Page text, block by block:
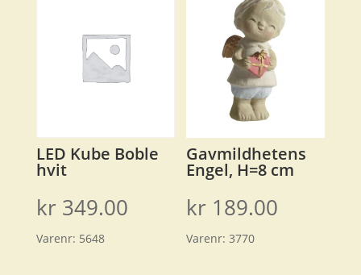
kr
LED Kube Boble
hvit
kr 349.00
Varenr: 5648
Gavmildhetens
Engel, H=8 cm
kr 189.00
Varenr:3770